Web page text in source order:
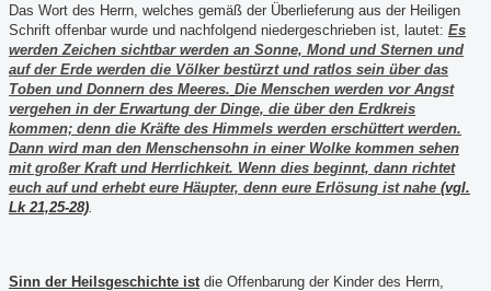
Das Wort des Herrn, welches gemäß der Überlieferung aus der Heiligen
Schrift offenbar wurde und nachfolgend niedergeschrieben ist,
lautet: Es
werden Zeichen sichtbar werden an Sonne, Mond und Sternen und
auf der Erde werden die Völker bestürzt und ratlos sein über das
Toben und Donnern des Meeres. Die Menschen werden vor Angst
vergehen in der Erwartung der Dinge, die über den Erdkreis
kommen; denn die Kräfte des Himmels werden erschüttert werden.
Dann wird man den Menschensohn in einer Wolke kommen sehen
mit großer Kraft und Herrlichkeit. Wenn dies beginnt, dann richtet
euch auf und erhebt eure Häupter, denn eure Erlösung ist nahe (vgl.
Lk 21,25-28)
Sinn der Heilsgeschichte ist die Offenbarung der Kinder des Herrn,